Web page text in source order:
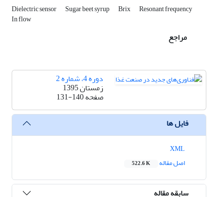
Dielectric sensor Sugar beet syrup Brix Resonant frequency
In flow
مراجع
دوره 4، شماره 2
زمستان 1395
صفحه131-140
فایل ها
اصل مقاله
522.6 K
سابقه مقاله